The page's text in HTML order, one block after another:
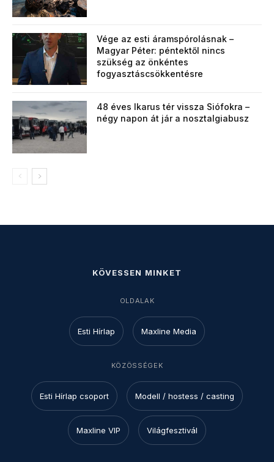
Vége az esti áramspórolásnak –
Magyar Péter: péntektől nincs
szükség az önkéntes
fogyasztáscsökkentésre
48 éves Ikarus tér vissza Siófokra –
négy napon át jár a nosztalgiabusz
KÖVESSEN MINKET
OLDALAK
Esti Hírlap Maxline Media
KÖZÖSSÉGEK
Esti Hírlap csoport Modell / hostess / casting
Maxline VIP Világfesztivál